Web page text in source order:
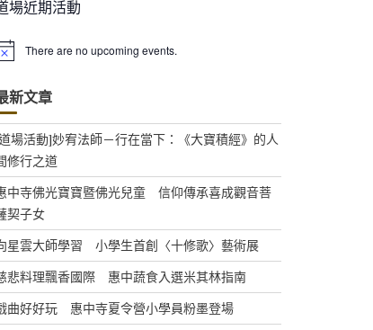
場近期活動
N
There are no upcoming events.
新文章
場活動]妙宥法師－行在當下：《大寶積經》的人
修行之道
中寺佛光寶寶暨佛光兒童 信仰傳承喜成觀音菩
契子女
星雲大師學習 小學生首創〈十修歌〉藝術展
悲料理飄香國際 惠中蔬食入選米其林指南
曲好好玩 惠中寺夏令營小學員粉墨登場